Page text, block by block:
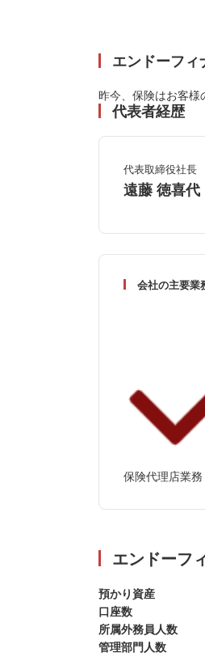
エンドーフ
昨今、保険はお客
代表者経歴
代表取締役社長
遠藤 徳喜代
会社の主要業
保険代理店業務
エンドーフ
預かり資産
口座数
所属外務員人数
管理部門人数